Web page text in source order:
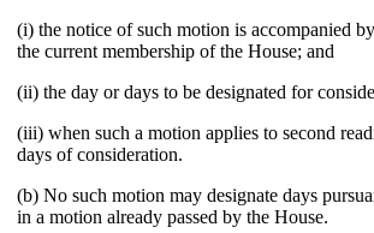
(i) the notice of such motion is accompanied
the current membership of the House; and
(ii) the day or days to be designated for
(iii) when such a motion applies to second
days of consideration.
(b) No such motion may designate days
in a motion already passed by the House.